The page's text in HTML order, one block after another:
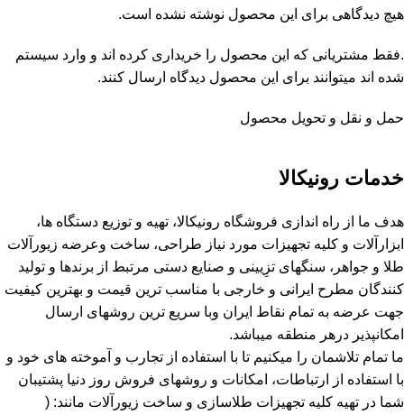
هیچ دیدگاهی برای این محصول نوشته نشده است.
.فقط مشتریانی که این محصول را خریداری کرده اند و وارد سیستم
شده اند میتوانند برای این محصول دیدگاه ارسال کنند.
حمل و نقل و تحویل محصول
خدمات رونیکالا
هدف ما از راه اندازی فروشگاه رونیکالا، تهیه و توزیع دستگاه ها،
ابزارآلات و کلیه تجهیزات مورد نیاز طراحی، ساخت وعرضه زیورآلات
طلا و جواهر، سنگهای تزِیینی و صنایع دستی مرتبط از برندها و تولید
کنندگان مطرح ایرانی و خارجی با مناسب ترین قیمت و بهترین کیفیت
جهت عرضه به تمام نقاط ایران وبا سریع ترین روشهای ارسال
امکانپذیر درهر منطقه میباشد.
ما تمام تلاشمان را میکنیم تا با استفاده از تجارب و آموخته های خود و
با استفاده از ارتباطات، امکانات و روشهای فروش روز دنیا پشتیبان
شما در تهیه کلیه تجهیزات طلاسازی و ساخت زیورآلات مانند: (